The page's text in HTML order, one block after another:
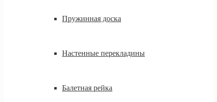
Пружинная доска
Настенные перекладины
Балетная рейка